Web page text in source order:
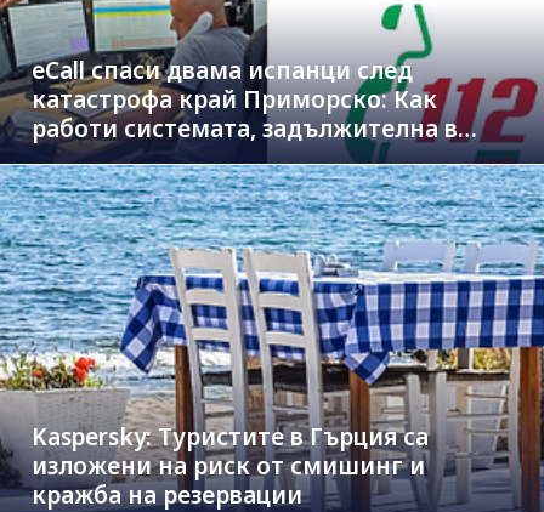
eCall спаси двама испанци след
катастрофа край Приморско: Как
работи системата, задължителна в
новите коли
Kaspersky: Туристите в Гърция са
изложени на риск от смишинг и
кражба на резервации